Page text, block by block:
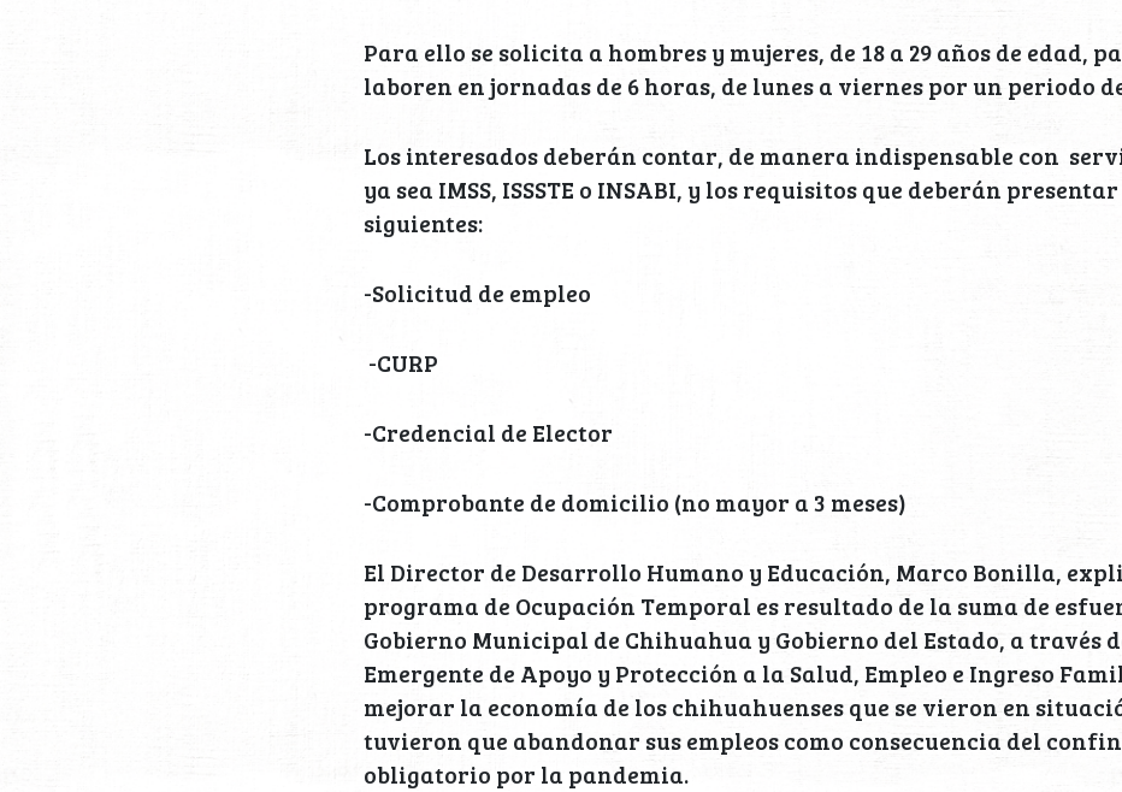
Para ello se solicita a hombres y mujeres, de 18 a 29 años de edad,
laboren en jornadas de 6 horas, de lunes a viernes por un periodo
Los interesados deberán contar, de manera indispensable con
ya sea IMSS, ISSSTE o INSABI, y los requisitos que deberán
siguientes:
-Solicitud de empleo
-CURP
-Credencial de Elector
-Comprobante de domicilio (no mayor a 3 meses)
El Director de Desarrollo Humano y Educación, Marco Bonilla,
programa de Ocupación Temporal es resultado de la suma de
Gobierno Municipal de Chihuahua y Gobierno del Estado, a través
Emergente de Apoyo y Protección a la Salud, Empleo e Ingreso
mejorar la economía de los chihuahuenses que se vieron en
tuvieron que abandonar sus empleos como consecuencia del
obligatorio por la pandemia.